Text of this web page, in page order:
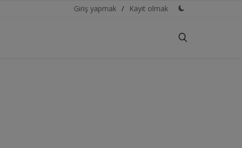
Giriş yapmak / Kayıt olmak